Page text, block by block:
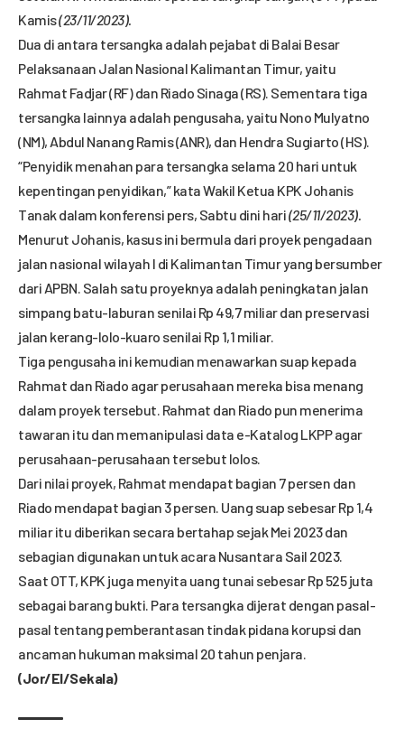
Kamis(23/11/2023).
Dua di antara tersangka adalah pejabat di Balai Besar
Pelaksanaan Jalan Nasional Kalimantan Timur, yaitu
Rahmat Fadjar (RF) dan Riado Sinaga (RS). Sementara tiga
tersangka lainnya adalah pengusaha, yaitu Nono Mulyatno
(NM), Abdul Nanang Ramis (ANR), dan Hendra Sugiarto (HS).
“Penyidik menahan para tersangka selama 20 hari untuk
kepentingan penyidikan,” kata Wakil Ketua KPK Johanis
Tanak dalam konferensi pers, Sabtu dini hari(25/11/2023).
Menurut Johanis, kasus ini bermula dari proyek pengadaan
jalan nasional wilayah I di Kalimantan Timur yang bersumber
dari APBN. Salah satu proyeknya adalah peningkatan jalan
simpang batu-laburan senilai Rp 49,7 miliar dan preservasi
jalan kerang-lolo-kuaro senilai Rp 1,1 miliar.
Tiga pengusaha ini kemudian menawarkan suap kepada
Rahmat dan Riado agar perusahaan mereka bisa menang
dalam proyek tersebut. Rahmat dan Riado pun menerima
tawaran itu dan memanipulasi data e-Katalog LKPP agar
perusahaan-perusahaan tersebut lolos.
Dari nilai proyek, Rahmat mendapat bagian 7 persen dan
Riado mendapat bagian 3 persen. Uang suap sebesar Rp 1,4
miliar itu diberikan secara bertahap sejak Mei 2023 dan
sebagian digunakan untuk acara Nusantara Sail 2023.
Saat OTT, KPK juga menyita uang tunai sebesar Rp 525 juta
sebagai barang bukti. Para tersangka dijerat dengan pasal-
pasal tentang pemberantasan tindak pidana korupsi dan
ancaman hukuman maksimal 20 tahun penjara.
(Jor/El/Sekala)